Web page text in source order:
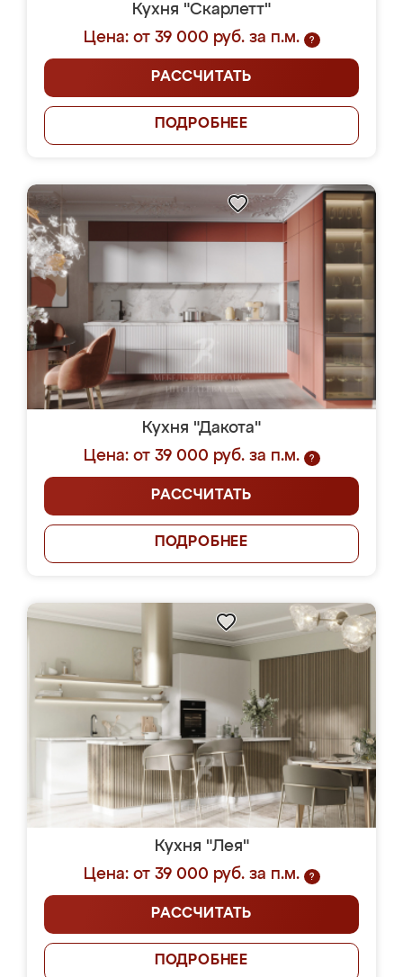
Кухня "Скарлетт"
Цена: от 39 000 руб. за п.м.
?
РАССЧИТАТЬ
ПОДРОБНЕЕ
Кухня "Дакота"
Цена: от 39 000 руб. за п.м.
?
РАССЧИТАТЬ
ПОДРОБНЕЕ
Кухня "Лея"
Цена: от 39 000 руб. за п.м.
?
РАССЧИТАТЬ
ПОДРОБНЕЕ